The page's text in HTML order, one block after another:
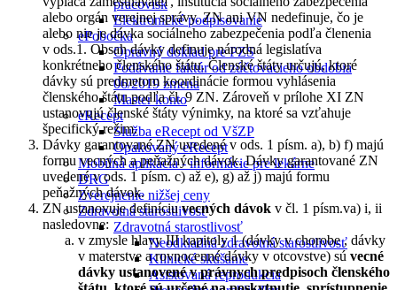
pracovísk
Elektronické podpisovanie
ePobočka
Opravný doklad pre PZS
Podávanie faktúr od zúčtovacieho obdobia
06/2019 zmena
Master konto
eRecept
Služba eRecept od VšZP
Opakovaný eRecept
Mobilná aplikácia - informácie pre lekárne
DRG
Zverejnenie nižšej ceny
Zdravotná starostlivosť
Zdravotná starostlivosť
Neodkladná zdravotná starostlivosť
Klinické skúšanie
Asistovaná reprodukcia
alebo orgán verejnej správy. ZN ani VN nedefinuje, čo je
alebo nie je dávka sociálneho zabezpečenia podľa členenia
v ods.1. Obsah dávky definuje národná legislatíva
konkrétneho členského štátu. Členské štáty určujú, ktoré
dávky sú predmetom koordinácie formou vyhlásenia
členského štátu podľa čl. 9 ZN. Zároveň v prílohe XI ZN
ustanovujú členské štáty výnimky, na ktoré sa vzťahuje
špecifický režim.
Dávky garantované ZN uvedené v ods. 1 písm. a), b) f) majú
formu vecných a peňažných dávok. Dávky garantované ZN
uvedené v ods. 1 písm. c) až e), g) až j) majú formu
peňažných dávok.
ZN ustanovuje definíciuvecných dávok v čl. 1 písm.va) i, ii
nasledovne:
v zmysle hlavy III kapitoly 1 (dávky v chorobe , dávky
v materstve a rovnocenné dávky v otcovstve) sú vecné
dávky ustanovené v právnych predpisoch členského